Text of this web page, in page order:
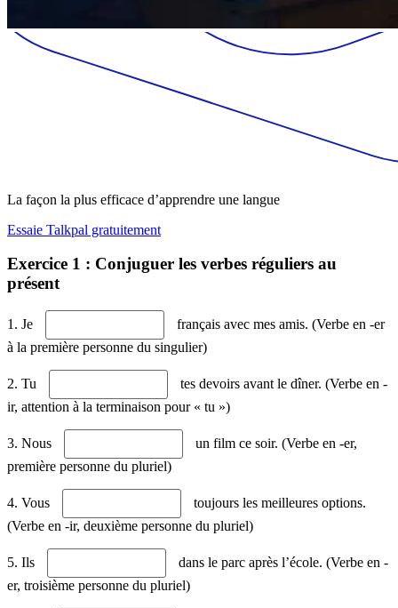
La façon la plus efficace d’apprendre une langue
Essaie Talkpal gratuitement
Exercice 1 : Conjuguer les verbes réguliers au
présent
1. Je
français avec mes amis. (Verbe en -er
à la première personne du singulier)
2. Tu
tes devoirs avant le dîner. (Verbe en -
ir, attention à la terminaison pour « tu »)
3. Nous
un film ce soir. (Verbe en -er,
première personne du pluriel)
4. Vous
toujours les meilleures options.
(Verbe en -ir, deuxième personne du pluriel)
5. Ils
dans le parc après l’école. (Verbe en -
er, troisième personne du pluriel)